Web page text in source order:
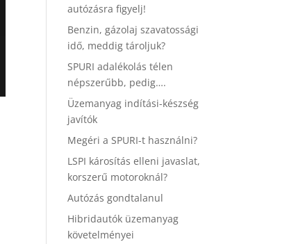
autózásra figyelj!
Benzin, gázolaj szavatossági
idő, meddig tároljuk?
SPURI adalékolás télen
népszerűbb, pedig….
Üzemanyag indítási-készség
javítók
Megéri a SPURI-t használni?
LSPI károsítás elleni javaslat,
korszerű motoroknál?
Autózás gondtalanul
Hibridautók üzemanyag
követelményei